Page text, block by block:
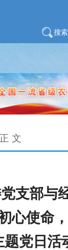
搜索
文
支部与
心使命
题党日活